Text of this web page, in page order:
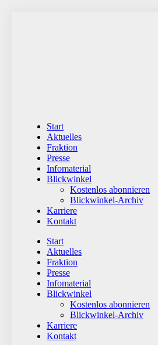
Start
Aktuelles
Fraktion
Presse
Infomaterial
Blickwinkel
Kostenlos abonnieren
Blickwinkel-Archiv
Karriere
Kontakt
Start
Aktuelles
Fraktion
Presse
Infomaterial
Blickwinkel
Kostenlos abonnieren
Blickwinkel-Archiv
Karriere
Kontakt